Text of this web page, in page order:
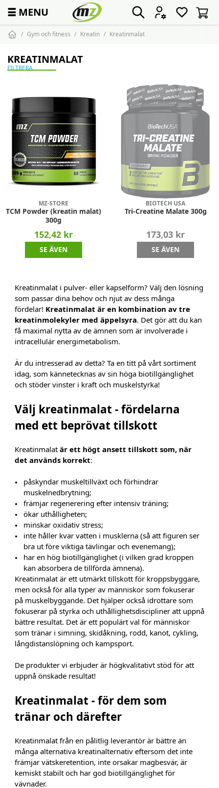
☰ MENU
Gym och fitness Kreatin Kreatinmalat
KREATINMALAT
FILTRERA
MZ-STORE
TCM Powder (kreatin malat)
300g
152,42 kr
SE ÄVEN
BIOTECH USA
Tri-Creatine Malate 300g
173,03 kr
SE ÄVEN
Kreatinmalat i pulver- eller kapselform? Välj den lösning
som passar dina behov och njut av dess många
fördelar! Kreatinmalat är en kombination av tre
kreatinmolekyler med äppelsyra . Det gör att du kan
få maximal nytta av de ämnen som är involverade i
intracellulär energimetabolism.
Är du intresserad av detta? Ta en titt på vårt sortiment
idag, som kännetecknas av sin höga biotillgänglighet
och stöder vinster i kraft och muskelstyrka!
Välj kreatinmalat - fördelarna
med ett beprövat tillskott
Kreatinmalat är ett högt ansett tillskott som, när
det används korrekt:
påskyndar muskeltillväxt och förhindrar
muskelnedbrytning;
främjar regenerering efter intensiv träning;
ökar uthålligheten;
minskar oxidativ stress;
inte håller kvar vatten i musklerna (så att figuren ser
bra ut före viktiga tävlingar och evenemang);
har en hög biotillgänglighet (i vilken grad kroppen
kan absorbera de tillförda ämnena).
Kreatinmalat är ett utmärkt tillskott för kroppsbyggare,
men också för alla typer av människor som fokuserar
på muskelbyggande. Det hjälper också idrottare som
fokuserar på styrka och uthållighetsdiscipliner att uppnå
bättre resultat. Det är ett populärt val för människor
som tränar i simning, skidåkning, rodd, kanot, cykling,
långdistanslöpning och kampsport.
De produkter vi erbjuder är högkvalitativt stöd för att
uppnå önskade resultat!
Kreatinmalat - för dem som
tränar och därefter
Kreatinmalat från en pålitlig leverantör är bättre än
många alternativa kreatinalternativ eftersom det inte
främjar vätskeretention, inte orsakar magbesvär, är
kemiskt stabilt och har god biotillgänglighet för
vävnader.